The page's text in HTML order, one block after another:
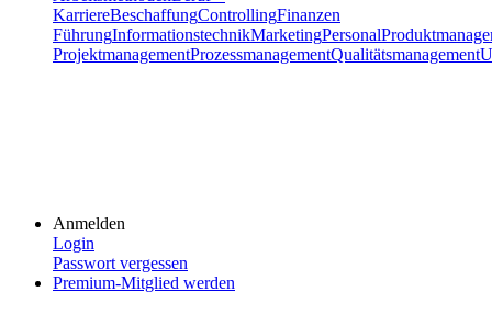
KarriereBeschaffungControllingFinanzen
FührungInformationstechnikMarketingPersonal
ProjektmanagementProzessmanagementQualitätsmanagement
Anmelden
Login
Passwort vergessen
Premium-Mitglied werden